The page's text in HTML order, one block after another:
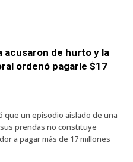
acusaron de hurto y la
ordenó pagarle $17
que un episodio aislado de una
prendas no constituye
a pagar más de 17 millones